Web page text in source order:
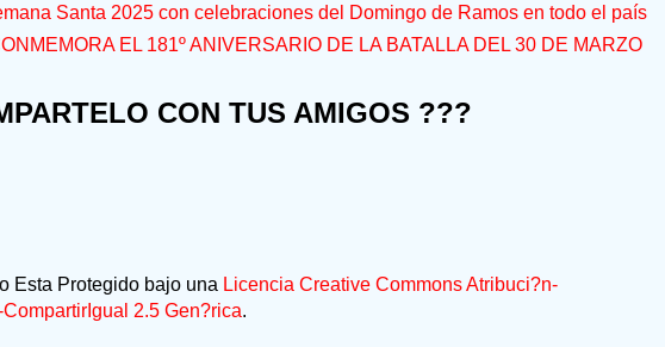
Santa 2025 con celebraciones del Domingo de Ramos en todo el país
EL 181º ANIVERSARIO DE LA BATALLA DEL 30 DE MARZO
CON TUS AMIGOS ???
Esta Protegido bajo una Licencia Creative Commons Atribuci?n-
2.5 Gen?rica.